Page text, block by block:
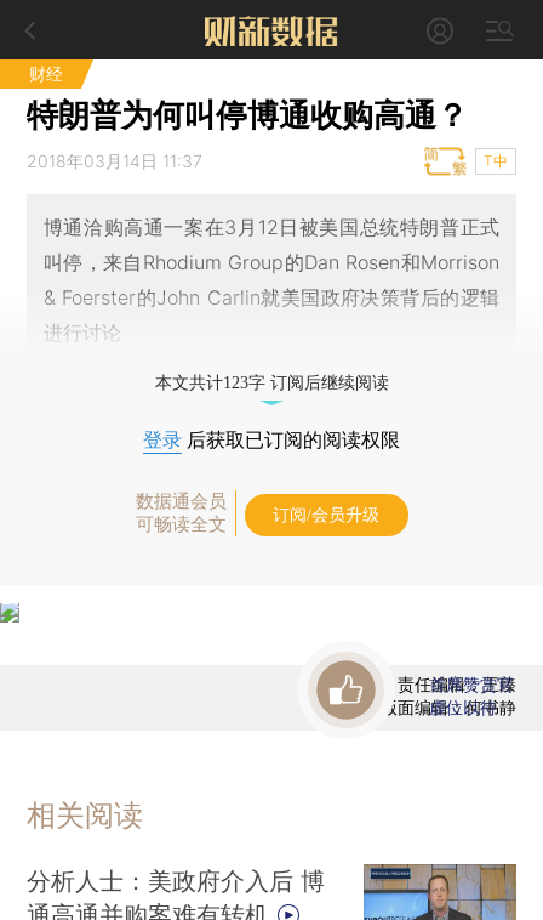
财经
特朗普为何叫停博通收购高通？
2018年03月14日 11:37 T中
博通洽购高通一案在3月12日被美国总统特朗普正式
叫停，来自Rhodium Group的Dan Rosen和Morrison
& Foerster的John Carlin就美国政府决策背后的逻辑
进行讨论
本文共计123字 订阅后继续阅读
登录 后获取已订阅的阅读权限
数据通会员
可畅读全文
订阅/会员升级
责任编辑：王臻
版面编辑：何书静
首席赞赏官
虚位以待
相关阅读
分析人士：美政府介入后 博